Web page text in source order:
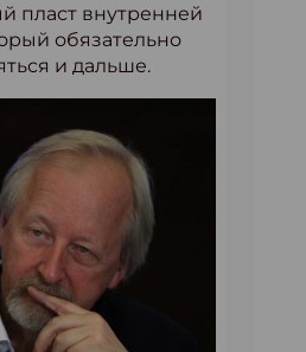
пласт внутренней
обязательно
и дальше.